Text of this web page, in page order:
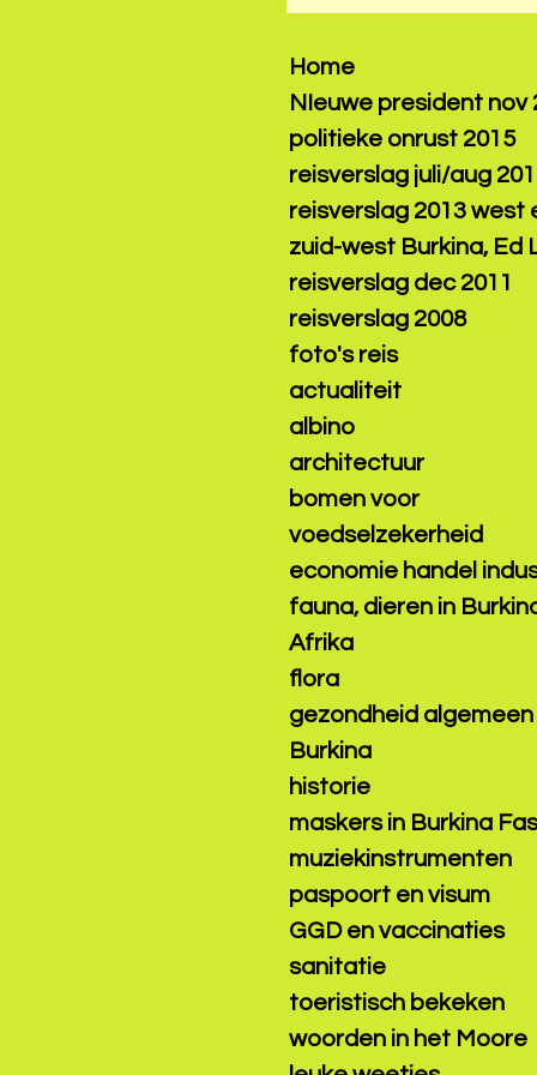
Home
NIeuwe president nov
politieke onrust 2015
reisverslag juli/aug
reisverslag 2013 west
zuid-west Burkina, Ed
reisverslag dec 2011
reisverslag 2008
foto's reis
actualiteit
albino
architectuur
bomen voor
voedselzekerheid
economie handel
fauna, dieren in
Afrika
flora
gezondheid algemeen
Burkina
historie
maskers in Burkina
muziekinstrumenten
paspoort en visum
GGD en vaccinaties
sanitatie
toeristisch bekeken
woorden in het Moore